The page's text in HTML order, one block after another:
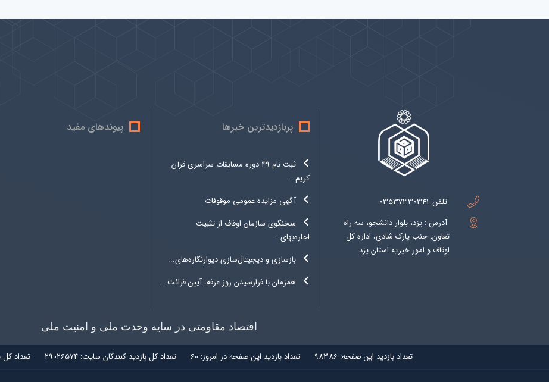
تلفن: 03537330341
آدرس : یزد، بلوار دانشجو، سه راه
تعاون، جنب پارک شادی، اداره کل
اوقاف و امور خیریه استان یزد
پربازدیدترین خبرها
ثبت نام 49 دوره مسابقات سراسری قرآن
کریم...
آگهی مزایده عمومی موقوفات
سخنگوی سازمان اوقاف از تثبیت
اجاره‌بهای...
بازسازی و دیجیتال‌سازی دیوارنگاره‌های...
همزمان با فرارسیدن روز عرفه، آیین قرائت...
پیوندهای مفید
اقتصاد مقاومتی در سایه وحدت ملی و امنیت ملی
تعداد بازديد اين صفحه: 98386 تعداد بازديد اين صفحه در امروز: 60 تعداد کل بازديد کنندگان سايت: 29026574 تعداد کل